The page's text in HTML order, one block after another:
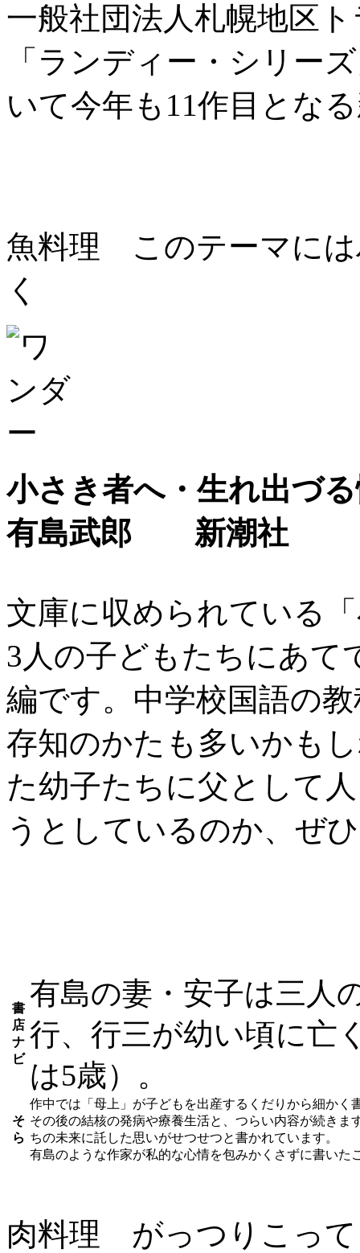
一般社団法人札幌地区
「ランディー・シリー
いて今年も11作目とな
魚料理 このテーマには
く
小さき者へ・生れ出づ
有島武郎 新潮社
文庫に収められている
3人の子どもたちにあて
編です。中学校国語の
存知のかたも多いかも
た幼子たちに父として
うとしているのか、ぜ
書
店
ナ
ビ
有島の妻・安子は三人
行、行三が幼い頃に亡
は5歳）。
そ
ら
作中では「母上」が子どもを出産するくだりから細か
その後の結核の発病や療養生活と、つらい内容が続き
ちの未来に託した思いがせつせつと書かれています。
有島のような作家が私的な心情を包みかくさずに書いた
肉料理 がっつりこって